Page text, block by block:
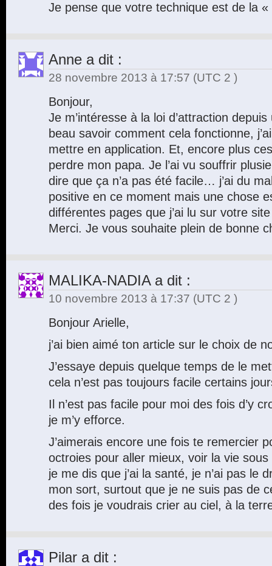
Je pense que votre technique est de la
Anne a dit :
28 novembre 2013 à 17:57 (UTC 2 )
Bonjour,
Je m’intéresse à la loi d’attraction
beau savoir comment cela fonctionne,
mettre en application. Et, encore plus
perdre mon papa. Je l’ai vu souffrir
dire que ça n’a pas été facile… j’ai du
positive en ce moment mais une chose
différentes pages que j’ai lu sur votre
Merci. Je vous souhaite plein de bonne
MALIKA-NADIAa dit :
10 novembre 2013 à 17:37 (UTC 2 )
Bonjour Arielle,
j’ai bien aimé ton article sur le choix de
J’essaye depuis quelque temps de le
cela n’est pas toujours facile certains
Il n’est pas facile pour moi des fois d’y
je m’y efforce.
J’aimerais encore une fois te remercier
octroies pour aller mieux, voir la vie
je me dis que j’ai la santé, je n’ai pas le
mon sort, surtout que je ne suis pas de
des fois je voudrais crier au ciel, à la
Pilar a dit :